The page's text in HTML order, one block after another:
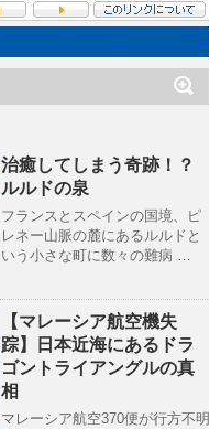
治癒してしまう奇跡！？
ルルドの泉
フランスとスペインの国境、ピ
レネー山脈の麓にあるルルドと
いう小さな町に数々の難病 …
【マレーシア航空機失
踪】日本近海にあるドラ
ゴントライアングルの真
相
マレーシア航空370便が行方不明